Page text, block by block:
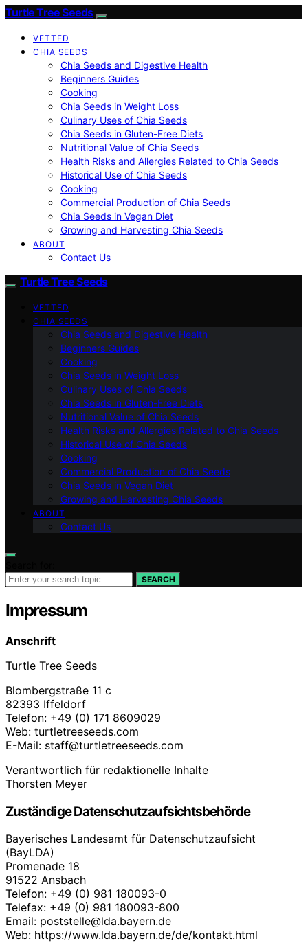
Turtle Tree Seeds
VETTED
CHIA SEEDS
Chia Seeds and Digestive Health
Beginners Guides
Cooking
Chia Seeds in Weight Loss
Culinary Uses of Chia Seeds
Chia Seeds in Gluten-Free Diets
Nutritional Value of Chia Seeds
Health Risks and Allergies Related to Chia Seeds
Historical Use of Chia Seeds
Cooking
Commercial Production of Chia Seeds
Chia Seeds in Vegan Diet
Growing and Harvesting Chia Seeds
ABOUT
Contact Us
Turtle Tree Seeds
VETTED
CHIA SEEDS
Chia Seeds and Digestive Health
Beginners Guides
Cooking
Chia Seeds in Weight Loss
Culinary Uses of Chia Seeds
Chia Seeds in Gluten-Free Diets
Nutritional Value of Chia Seeds
Health Risks and Allergies Related to Chia Seeds
Historical Use of Chia Seeds
Cooking
Commercial Production of Chia Seeds
Chia Seeds in Vegan Diet
Growing and Harvesting Chia Seeds
ABOUT
Contact Us
SEARCH
Impressum
Anschrift
Turtle Tree Seeds
Blombergstraße 11 c
82393 Iffeldorf
Telefon: +49 (0) 171 8609029‬
Web: turtletreeseeds.com
E-Mail: staff@turtletreeseeds.com
Verantwortlich für redaktionelle Inhalte
Thorsten Meyer
Zuständige Datenschutzaufsichtsbehörde
Bayerisches Landesamt für Datenschutzaufsicht
(BayLDA)
Promenade 18
91522 Ansbach
Telefon: +49 (0) 981 180093-0
Telefax: +49 (0) 981 180093-800
Email: poststelle@lda.bayern.de
Web: https://www.lda.bayern.de/de/kontakt.html